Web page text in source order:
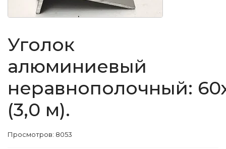
Уголок
алюминиевый
неравнополочный:
(3,0 м).
Просмотров: 8053